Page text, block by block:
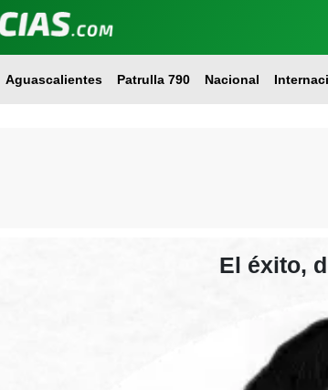
Aguascalientes Patrulla 790 Nacional
El éxito,